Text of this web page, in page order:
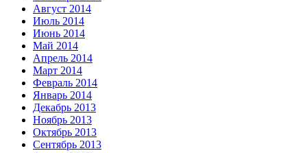
Август 2014
Июль 2014
Июнь 2014
Май 2014
Апрель 2014
Март 2014
Февраль 2014
Январь 2014
Декабрь 2013
Ноябрь 2013
Октябрь 2013
Сентябрь 2013